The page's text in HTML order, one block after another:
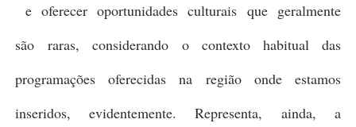
e oferecer oportunidades culturaisque geralmente
sãoraras, considerando o contexto habitual das
programações oferecidas na região onde estamos
inseridos, evidentemente. Representa, ainda, a